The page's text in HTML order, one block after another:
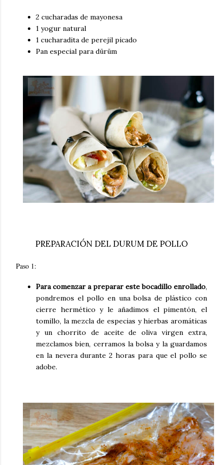
2 cucharadas de mayonesa
1 yogur natural
1 cucharadita de perejil picado
Pan especial para dürüm
PREPARACIÓN DEL DURUM DE POLLO
Paso 1:
Para comenzar a preparar este bocadillo enrollado,
pondremos el pollo en una bolsa de plástico con
cierre hermético y le añadimos el pimentón, el
tomillo, la mezcla de especias y hierbas aromáticas
y un chorrito de aceite de oliva virgen extra,
mezclamos bien, cerramos la bolsa y la guardamos
en la nevera durante 2 horas para que el pollo se
adobe.